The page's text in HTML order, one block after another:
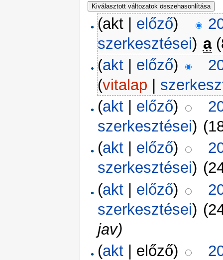
(akt | előző)
szerkesztései) a
(akt előző)
(vitalap
(akt előző)
szerkesztései)
(akt előző)
szerkesztései)
(akt | előző)
szerkesztései)
jav)
(akt | előző)